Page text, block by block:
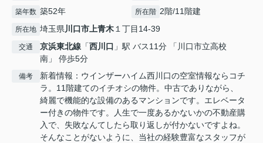
築年数 築52年 所在階 2階/11階建
所在地 埼玉県川口市 上青木 １丁目14-39
交通 京浜東北線 「西川口 」駅 バス11分 「川口市立高校
南」 停歩5分
備考
新着情報：ウインザーハイム西川口の空室情報ならコチ
ラ。11階建てのイチオシの物件。中古でありながら、
綺麗で機能的な設備のあるマンションです。エレベータ
ー付きの物件です。人生で一度あるかないかの不動産購
入で、失敗なんてしたら取り返しが付かないですよね。
そんなことがないように、当社の経験豊富なスタッフが